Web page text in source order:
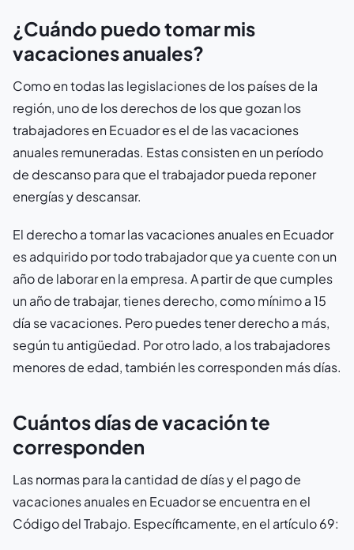
¿Cuándo puedo tomar mis
vacaciones anuales?
Como en todas las legislaciones de los países de la
región, uno de los derechos de los que gozan los
trabajadores en Ecuador es el de las vacaciones
anuales remuneradas. Estas consisten en un período
de descanso para que el trabajador pueda reponer
energías y descansar.
El derecho a tomar las vacaciones anuales en Ecuador
es adquirido por todo trabajador que ya cuente con un
año de laborar en la empresa. A partir de que cumples
un año de trabajar, tienes derecho, como mínimo a 15
día se vacaciones. Pero puedes tener derecho a más,
según tu antigüedad. Por otro lado, a los trabajadores
menores de edad, también les corresponden más días.
Cuántos días de vacación te
corresponden
Las normas para la cantidad de días y el pago de
vacaciones anuales en Ecuador se encuentra en el
Código del Trabajo. Específicamente, en el artículo 69: